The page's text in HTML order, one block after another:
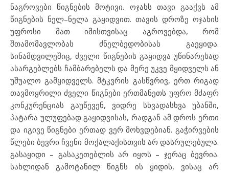
ნაგროვები წიგნების მოტივი. ოჯახს თავი გააქვს ამ
წიგნების ნელ–ნელა გაყიდვით. თავის დროზე ოჯახის
უფროსი მათ იმისთვისაც აგროვებდა, რომ
შთამომავლობას ძნელბედობისას გაეყიდა.
სინამდვილეშიც, ძველი წიგნების გაყიდვა უწინარესად
ასარგებლებს ჩამბარებელს და მერე უკვე მყიდველს ან
უშუალო გამყიდველს. მტკვრის გასწვრივ, ერთ რიგად
თავმოყრილი ძველი წიგნები ერთმანეთს უფრო მძაფრ
კონკურენციას გაუწევენ, ვიდრე სხვადასხვა უბანში,
პატარა ულუფებად გაყიდვისას, რადგან ამ დროს ერთი
და იგივე წიგნები ერთად ვერ მოხვდებიან. გაჭირვების
წლები ბევრი ჩვენი მოქალაქისთვის არ დასრულებულა.
გასაყიდი – გასაკეთებლის არ იყოს – ჯერაც ბევრია.
სახლიდან გამოტანილ წიგნს ის ყიდის, ვისაც არ